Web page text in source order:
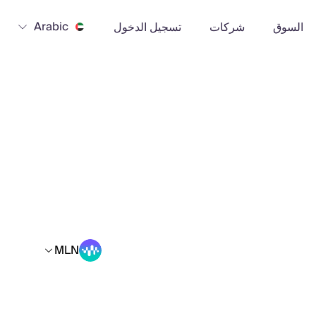
السوق شركات تسجيل الدخول Arabic
MLN